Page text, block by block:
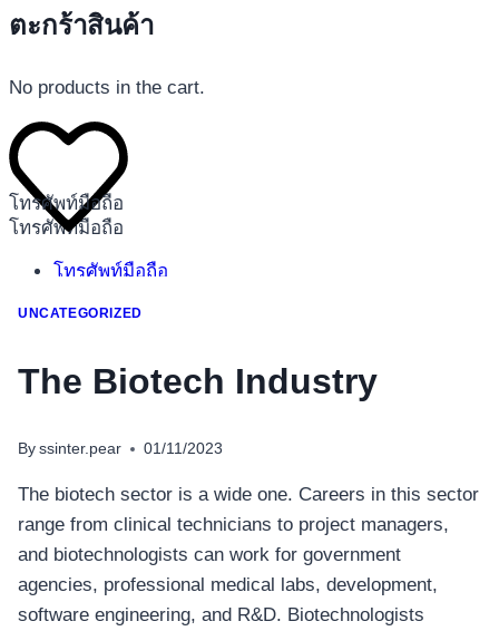
โทรศัพท์มือถือ
โทรศัพท์มือถือ
โทรศัพท์มือถือ
ตะกร้าสินค้า
No products in the cart.
UNCATEGORIZED
The Biotech Industry
By ssinter.pear 01/11/2023
The biotech sector is a wide one. Careers in this sector
range from clinical technicians to project managers,
and biotechnologists can work for government
agencies, professional medical labs, development,
software engineering, and R&D. Biotechnologists